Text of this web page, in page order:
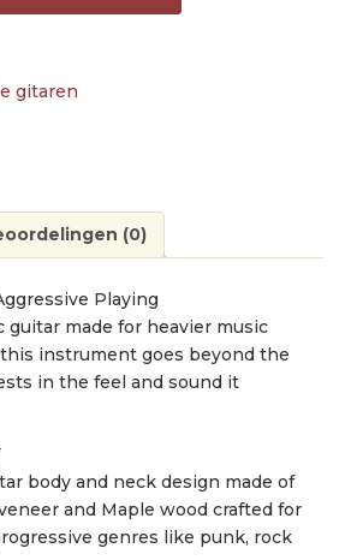
gitaren
(0)
Playing
guitar made for heavier music
instrument goes beyond the
in the feel and sound it
body and neck design made of
and Maple wood crafted for
genres like punk, rock